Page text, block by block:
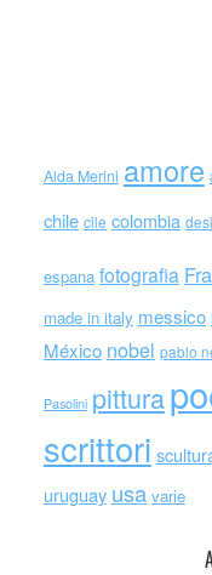
Alda Merini amore
chile cile colombia
espana fotografia
made in italy messico
México nobel pablo
Pasolini pittura
scrittori
uruguay usa varie